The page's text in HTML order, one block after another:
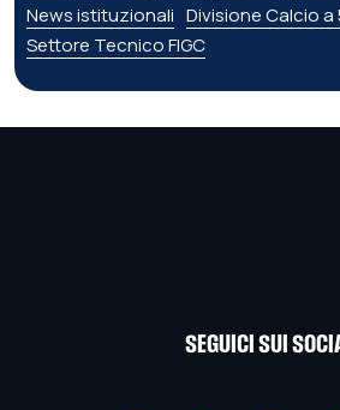
News istituzionali Divisione Calcio a
Settore Tecnico FIGC
SEGUICI SUI